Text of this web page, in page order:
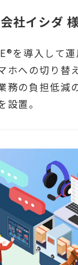
社イシダ 様
を導入して運
ホへの切り替
務の負担低減
置。